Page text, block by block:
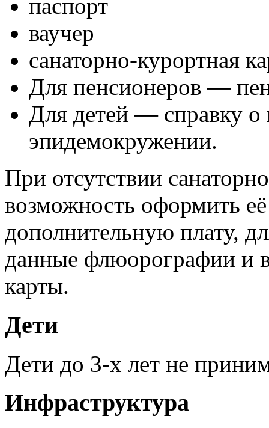
паспорт
ваучер
санаторно-курортная
Для пенсионеров —
Для детей — справку о
эпидемокружении.
При отсутствии
возможность оформить её
дополнительную плату,
данные флюорографии и
карты.
Дети
Дети до 3-х лет не
Инфраструктура